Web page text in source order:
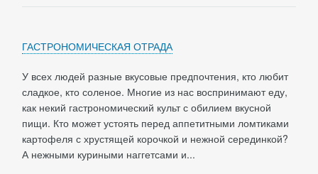
ГАСТРОНОМИЧЕСКАЯ ОТРАДА
У всех людей разные вкусовые предпочтения, кто любит
сладкое, кто соленое. Многие из нас воспринимают еду,
как некий гастрономический культ с обилием вкусной
пищи. Кто может устоять перед аппетитными ломтиками
картофеля с хрустящей корочкой и нежной серединкой?
А нежными куриными наггетсами и...